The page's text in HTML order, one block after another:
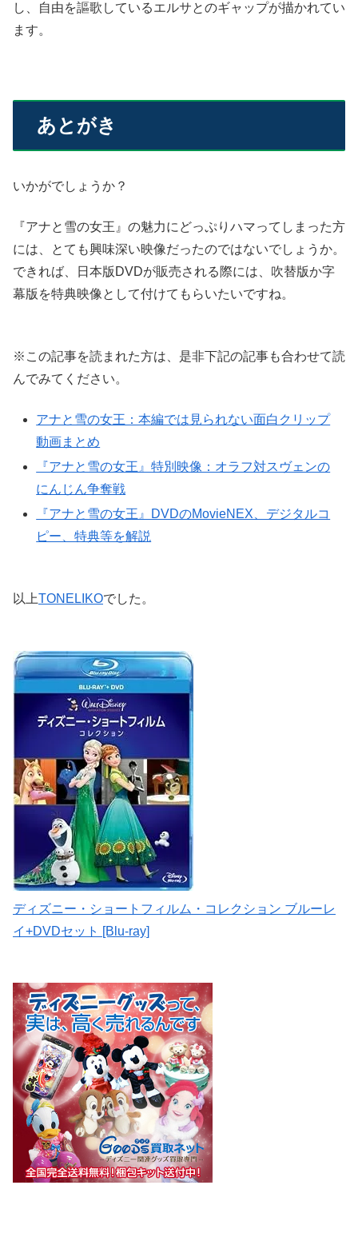
し、自由を謳歌しているエルサとのギャップが描かれてい
ます。
あとがき
いかがでしょうか？
『アナと雪の女王』の魅力にどっぷりハマってしまった方
には、とても興味深い映像だったのではないでしょうか。
できれば、日本版DVDが販売される際には、吹替版か字
幕版を特典映像として付けてもらいたいですね。
※この記事を読まれた方は、是非下記の記事も合わせて読
んでみてください。
アナと雪の女王：本編では見られない面白クリップ
動画まとめ
『アナと雪の女王』特別映像：オラフ対スヴェンの
にんじん争奪戦
『アナと雪の女王』DVDのMovieNEX、デジタルコ
ピー、特典等を解説
以上TONELIKOでした。
ディズニー・ショートフィルム・コレクション ブルーレ
イ+DVDセット [Blu-ray]